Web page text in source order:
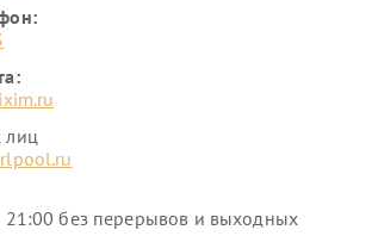
лиц
без перерывов и выходных